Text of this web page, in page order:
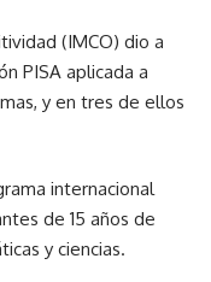
(IMCO) dio a
PISA aplicada a
y en tres de ellos
internacional
de 15 años de
y ciencias.